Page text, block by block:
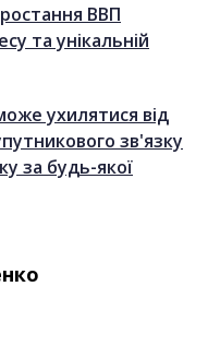
ВВП
та унікальній
ухилятися від
зв'язку
за будь-якої